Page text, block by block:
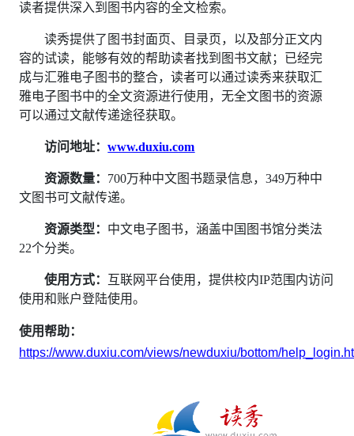
读者提供深入到图书内容的全文检索。
读秀提供了图书封面页、目录页，以及部分正文内
容的试读，能够有效的帮助读者找到图书文献；已经完
成与汇雅电子图书的整合，读者可以通过读秀来获取汇
雅电子图书中的全文资源进行使用，无全文图书的资源
可以通过文献传递途径获取。
访问地址：www.duxiu.com
资源数量： 700万种中文图书题录信息，349万种中
文图书可文献传递。
资源类型： 中文电子图书，涵盖中国图书馆分类法
22个分类。
使用方式： 互联网平台使用，提供校内IP范围内访问
使用和账户登陆使用。
使用帮助：
https://www.duxiu.com/views/newduxiu/bottom/